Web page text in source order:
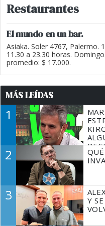
Restaurantes
El mundo en un bar.
Asiaka. Soler 4767, Palermo.
11.30 a 23.30 horas.
promedio: $ 17.000.
MÁS LEÍDAS
1
2
3
Y